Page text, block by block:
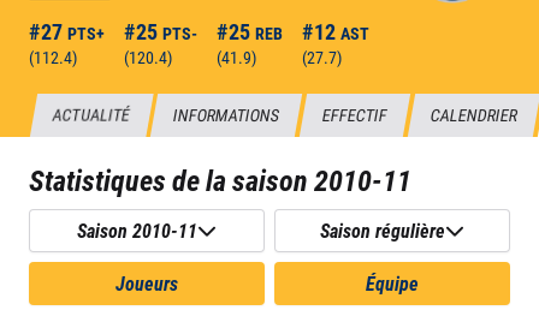
#27 PTS+
(112.4)
#25 PTS-
(120.4)
#25 REB
(41.9)
#12 AST
(27.7)
ACTUALITÉ INFORMATIONS EFFECTIF CALENDRIER
Statistiques de la saison2010-11
Saison 2010-11 Saison régulière
Joueurs Équipe